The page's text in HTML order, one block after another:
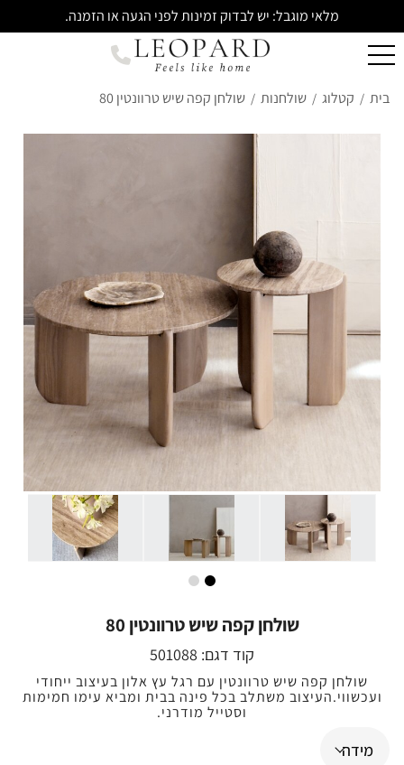
מלאי מוגבל: יש לבדוק זמינות לפני הגעה או הזמנה.
בית / קטלוג / שולחנות / שולחן קפה שיש טרוונטין 80
שולחן קפה שיש טרוונטין 80
קוד דגם: 501088
שולחן קפה שיש טרוונטין עם רגל עץ אלון בעיצוב ייחודי
ועכשווי.העיצוב משתלב בכל פינה בבית ומביא עימו חמימות
וסטייל מודרני.